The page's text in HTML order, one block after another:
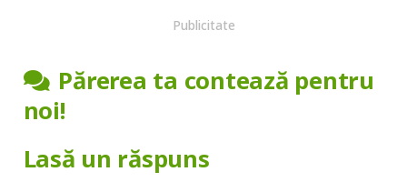
Publicitate
Părerea ta contează pentru
noi!
Lasă un răspuns